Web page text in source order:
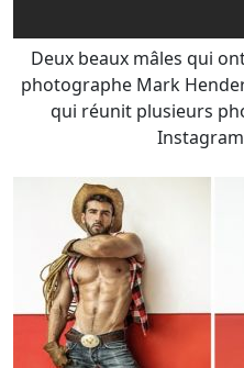
Deux beaux mâles qui
photographe Mark
qui réunit plusieurs